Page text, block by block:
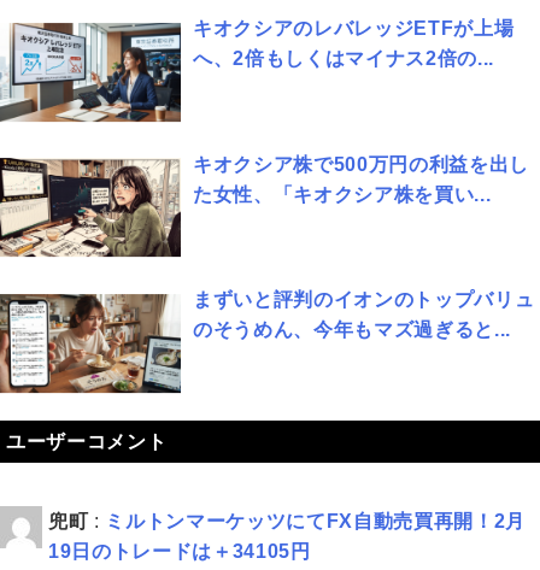
キオクシアのレバレッジETFが上場
へ、2倍もしくはマイナス2倍の...
キオクシア株で500万円の利益を出し
た女性、「キオクシア株を買い...
まずいと評判のイオンのトップバリュ
のそうめん、今年もマズ過ぎると...
ユーザーコメント
兜町 : ミルトンマーケッツにてFX自動売買再開！2月
19日のトレードは＋34105円